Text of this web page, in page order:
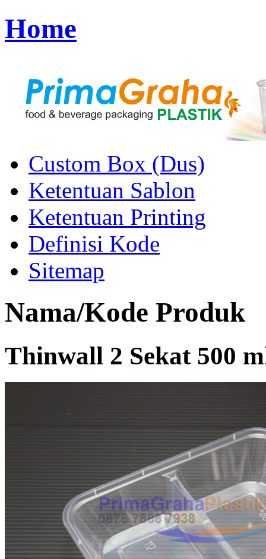
Home
Custom Box (Dus)
Ketentuan Sablon
Ketentuan Printing
Definisi Kode
Sitemap
Nama/Kode Produk
Thinwall 2 Sekat 500